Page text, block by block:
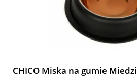
CHICO Miska na gumie